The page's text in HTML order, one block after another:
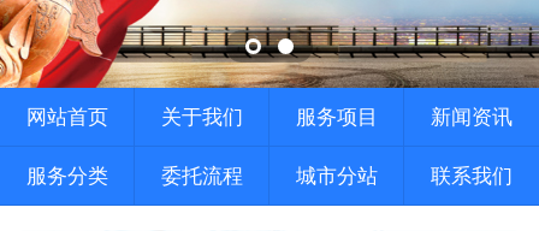
网站首页 关于我们 服务项目 新闻资讯
服务分类 委托流程 城市分站 联系我们